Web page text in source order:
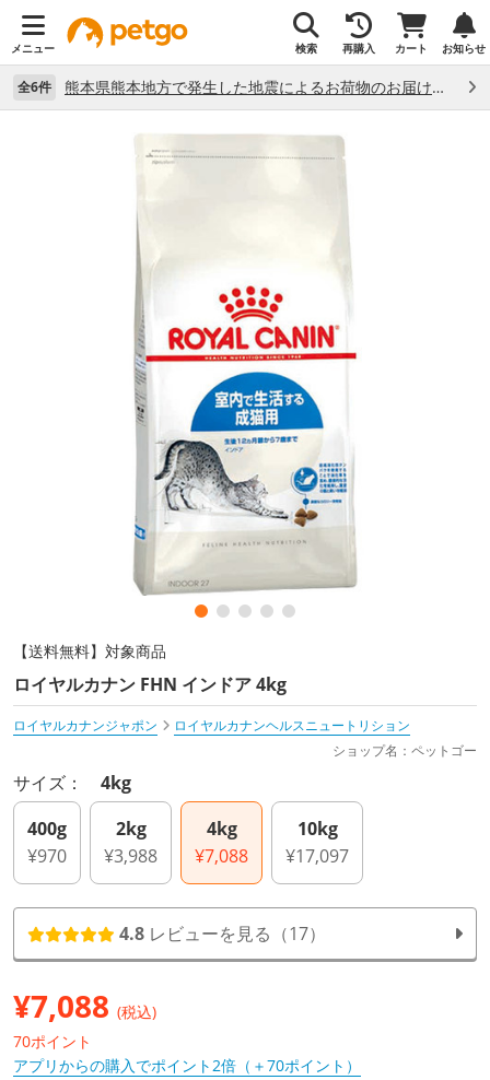
メニュー 検索 再購入 カート お知らせ
全6件 熊本県熊本地方で発生した地震によるお荷物のお届け状況について （7/28）
【送料無料】対象商品
ロイヤルカナン FHN インドア 4kg
ロイヤルカナンジャポン
ロイヤルカナンヘルスニュートリション
ショップ名：ペットゴー
サイズ： 4kg
400g
¥970
2kg
¥3,988
4kg
¥7,088
10kg
¥17,097
4.8 レビューを見る（17）
¥7,088 (税込)
70ポイント
アプリからの購入でポイント2倍（＋70ポイント）